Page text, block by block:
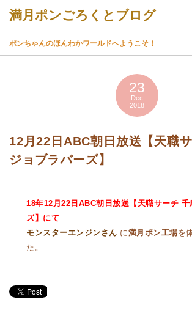
ポンちゃんのほんわかワールドへようこそ！
23
Dec
2018
12月22日ABC朝日放送【天職
ジョブラバーズ】
18年12月22日ABC朝日放送【天職サーチ
ズ】にて
モンスターエンジンさん に満月ポン工場を
た。